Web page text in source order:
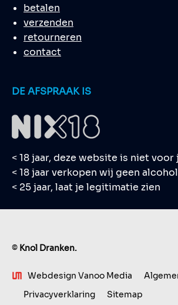
betalen
verzenden
retourneren
contact
DE AFSPRAAK IS
< 18 jaar, deze website is niet
< 18 jaar verkopen wij geen alcohol
< 25 jaar, laat je legitimatie zien
© Knol Dranken.
Webdesign Vanoo Media
Privacyverklaring
Sitemap